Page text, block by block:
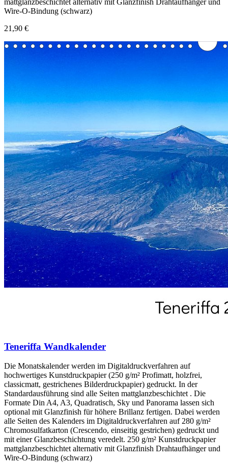
Wire-O-Bindung (schwarz)
21,90 €
Teneriffa Wandkalender
Die Monatskalender werden im Digitaldruckverfahren auf
hochwertiges Kunstdruckpapier (250 g/m² Profimatt, holzfrei,
classicmatt, gestrichenes Bilderdruckpapier) gedruckt. In der
Standardausführung sind alle Seiten mattglanzbeschichtet . Die
Formate Din A4, A3, Quadratisch, Sky und Panorama lassen sich
optional mit Glanzfinish für höhere Brillanz fertigen. Dabei werden
alle Seiten des Kalenders im Digitaldruckverfahren auf 280 g/m²
Chromosulfatkarton (Crescendo, einseitig gestrichen) gedruckt und
mit einer Glanzbeschichtung veredelt. 250 g/m² Kunstdruckpapier
mattglanzbeschichtet alternativ mit Glanzfinish Drahtaufhänger und
Wire-O-Bindung (schwarz)